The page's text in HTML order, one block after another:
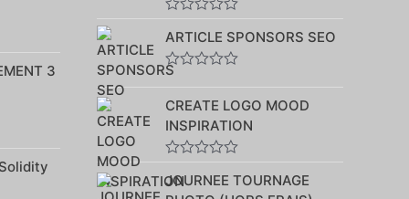
3
0
sur
5
ARTICLE SPONSORS SEO
Note
sur
5
CREATE LOGO MOOD
INSPIRATION
0
sur
JOURNEE TOURNAGE